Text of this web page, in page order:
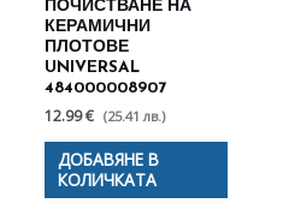
ПОЧИСТВАНЕ НА
КЕРАМИЧНИ
ПЛОТОВЕ
UNIVERSAL
484000008907
12.99 € (25.41 лв.)
ДОБАВЯНЕ В
КОЛИЧКАТА